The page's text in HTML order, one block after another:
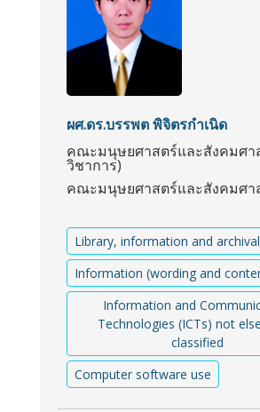
ผศ.ดร.บรรพต พิจิตรกำเนิด
คณะมนุษยศาสตร์และสังคมศา
วิชาการ)
คณะมนุษยศาสตร์และสังคมศา
Library, information and
Information (wording and
Information and
Technologies (ICTs) not
classified
Computer software use